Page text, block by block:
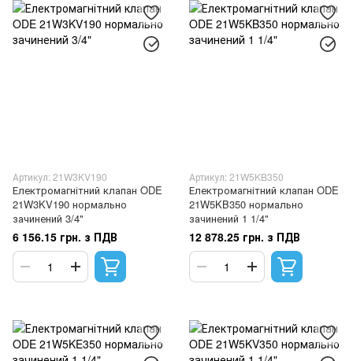
Артикул: 21W3KV190
Електромагнітний клапан ODE
21W3KV190 нормально
зачинений 3/4"
6 156.15 грн. з ПДВ
Артикул: 21W5KB350
Електромагнітний клапан ODE
21W5KB350 нормально
зачинений 1 1/4"
12 878.25 грн. з ПДВ